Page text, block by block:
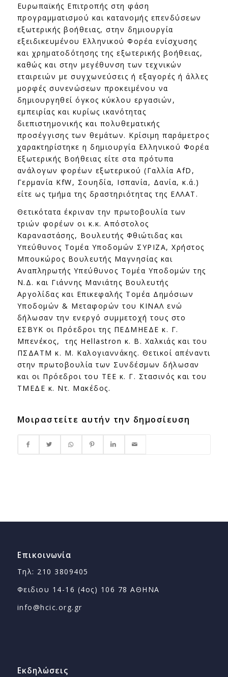
Ευρωπαϊκής Επιτροπής στη φάση
προγραμματισμού και κατανομής επενδύσεων
εξωτερικής βοήθειας, στην δημιουργία
εξειδικευμένου Ελληνικού Φορέα ενίσχυσης
και χρηματοδότησης της εξωτερικής βοήθειας,
καθώς και στην μεγέθυνση των τεχνικών
εταιρειών με συγχωνεύσεις ή εξαγορές ή άλλες
μορφές συνενώσεων προκειμένου να
δημιουργηθεί όγκος κύκλου εργασιών,
εμπειρίας και κυρίως ικανότητας
διεπιστημονικής και πολυθεματικής
προσέγγισης των θεμάτων. Κρίσιμη παράμετρος
χαρακτηρίστηκε η δημιουργία Ελληνικού Φορέα
Εξωτερικής Βοήθειας είτε στα πρότυπα
ανάλογων φορέων εξωτερικού (Γαλλία AfD,
Γερμανία KfW, Σουηδία, Ισπανία, Δανία, κ.ά.)
είτε ως τμήμα της δραστηριότητας της ΕΛΛΑΤ.
Θετικότατα έκριναν την πρωτοβουλία των
τριών φορέων οι κ.κ. Απόστολος
Καραναστάσης, Βουλευτής Φθιώτιδας και
Υπεύθυνος Τομέα Υποδομών ΣΥΡΙΖΑ, Χρήστος
Μπουκώρος Βουλευτής Μαγνησίας και
Αναπληρωτής Υπεύθυνος Τομέα Υποδομών της
Ν.Δ. και Γιάννης Μανιάτης Βουλευτής
Αργολίδας και Επικεφαλής Τομέα Δημόσιων
Υποδομών & Μεταφορών του ΚΙΝΑΛ ενώ
δήλωσαν την ενεργό συμμετοχή τους στο
ΕΣΒΥΚ οι Πρόεδροι της ΠΕΔΜΗΕΔΕ κ. Γ.
Μπενέκος, της Hellastron κ. Β. Χαλκιάς και του
ΠΣΔΑΤΜ κ. Μ. Καλογιαννάκης. Θετικοί απέναντι
στην πρωτοβουλία των Συνδέσμων δήλωσαν
και οι Πρόεδροι του ΤΕΕ κ. Γ. Στασινός και του
ΤΜΕΔΕ κ. Ντ. Μακέδος.
Μοιραστείτε αυτήν την δημοσίευση
Επικοινωνία
Τηλ: 210 3809405
Φειδιου 14-16 (4ος) 106 78 ΑΘΗΝΑ
info@hcic.org.gr
Εκδηλώσεις